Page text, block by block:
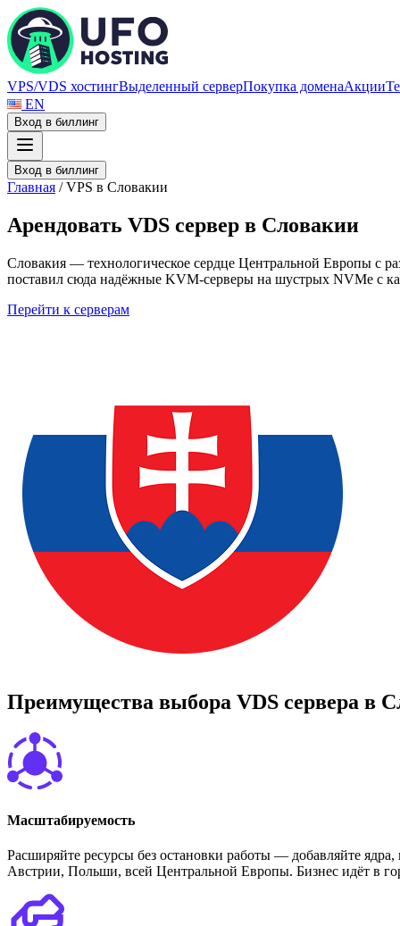
VPS/VDS хостингВыделенный серверПокупка доменаАкции
EN
Вход в биллинг
Вход в биллинг
Главная /VPS в Словакии
Арендовать VDS сервер в Словакии
Словакия — технологическое сердце Центральной Европы
поставил сюда надёжные KVM-серверы на шустрых NVMe с
Перейти к серверам
Преимущества выбора VDS сервера в С
Масштабируемость
Расширяйте ресурсы без остановки работы — добавляйте
Австрии, Польши, всей Центральной Европы. Бизнес идёт в